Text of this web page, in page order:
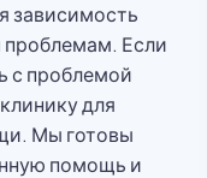
зависимость
проблемам. Если
с проблемой
для
Мы готовы
помощь и